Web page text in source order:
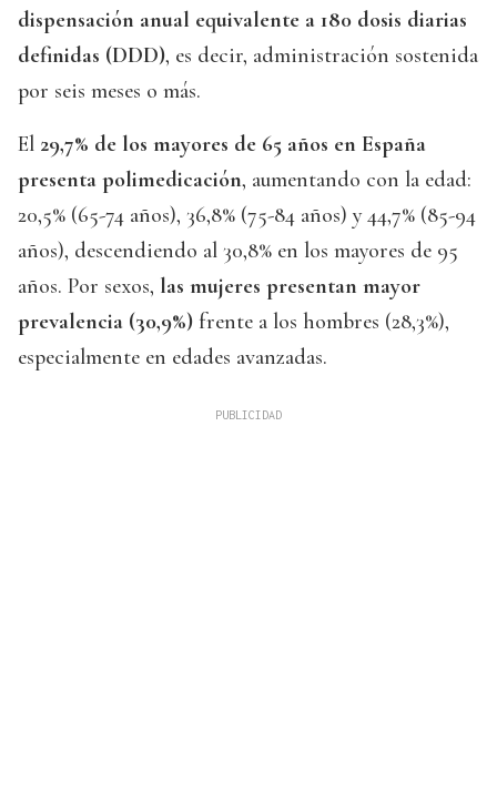
dispensación anual equivalente a 180 dosis diarias
definidas (DDD), es decir, administración sostenida
por seis meses o más.
El 29,7% de los mayores de 65 años en España
presenta polimedicación, aumentando con la edad:
20,5% (65-74 años), 36,8% (75-84 años) y 44,7% (85-94
años), descendiendo al 30,8% en los mayores de 95
años. Por sexos, las mujeres presentan mayor
prevalencia (30,9%) frente a los hombres (28,3%),
especialmente en edades avanzadas.